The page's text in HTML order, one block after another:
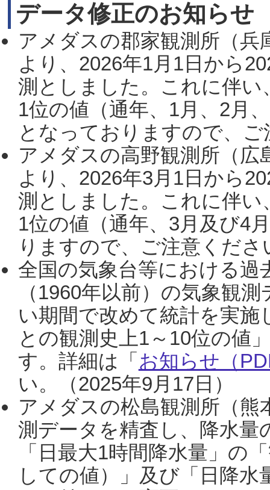
データ修正のお知らせ
アメダスの郡家観測所（
より、2026年1月1日から
測としました。これに伴い
1位の値（通年、1月、2月
となっておりますので、
アメダスの高野観測所（
より、2026年3月1日から
測としました。これに伴い
1位の値（通年、3月及び4
りますので、ご注意くだ
全国の気象台等における過
（1960年以前）の気象観
い期間で改めて統計を実
との観測史上1～10位の値
す。詳細は「 お知らせ（
い。（2025年9月17日）
アメダスの松島観測所（熊
測データを精査し、降水
「日最大1時間降水量」の
しての値）」及び「日降